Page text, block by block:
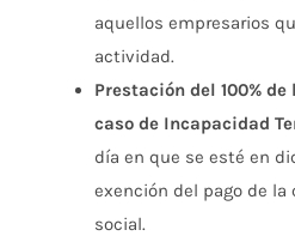
aquellos empresarios
actividad.
Prestación del 100%
caso de Incapacidad
día en que se esté en
exención del pago de la
social.